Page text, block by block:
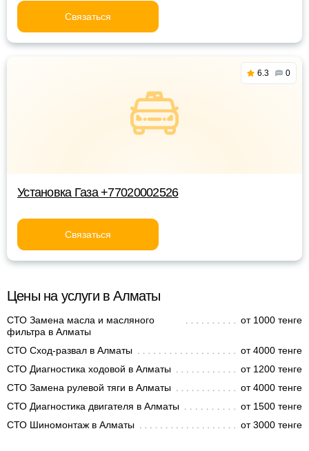
Связаться
6.3 0
Установка Газа +77020002526
Связаться
Цены на услуги в Алматы
СТО Замена масла и масляного
фильтра в Алматы
от 1000 тенге
СТО Сход-развал в Алматы
от 4000 тенге
СТО Диагностика ходовой в Алматы
от 1200 тенге
СТО Замена рулевой тяги в Алматы
от 4000 тенге
СТО Диагностика двигателя в Алматы
от 1500 тенге
СТО Шиномонтаж в Алматы
от 3000 тенге